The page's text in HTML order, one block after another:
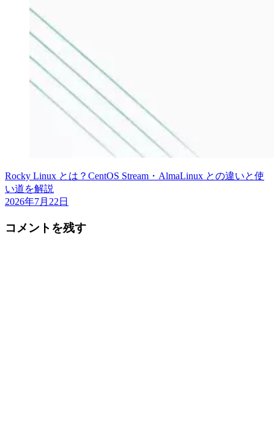
Rocky Linux とは？CentOS Stream・AlmaLinux との違いと使
い道を解説
2026年7月22日
コメントを残す